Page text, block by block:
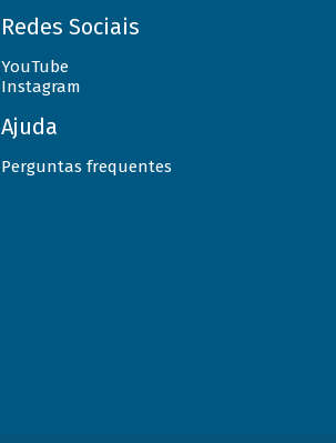
Redes Sociais
YouTube
Instagram
Ajuda
Perguntas frequentes